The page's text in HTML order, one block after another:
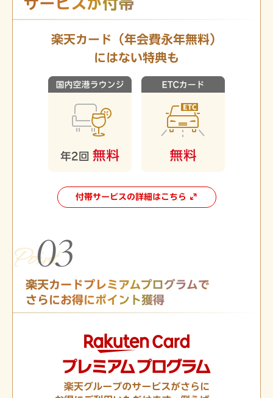
楽天カード（年会費永年無料）
にはない特典も
付帯サービスの詳細はこちら